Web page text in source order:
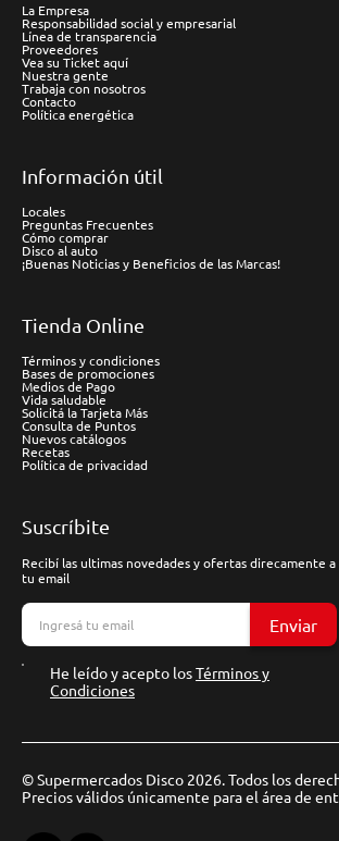
La Empresa
Responsabilidad social y empresarial
Línea de transparencia
Proveedores
Vea su Ticket aquí
Nuestra gente
Trabaja con nosotros
Contacto
Política energética
Información útil
Locales
Preguntas Frecuentes
Cómo comprar
Disco al auto
¡Buenas Noticias y Beneficios de las Marcas!
Tienda Online
Términos y condiciones
Bases de promociones
Medios de Pago
Vida saludable
Solicitá la Tarjeta Más
Consulta de Puntos
Nuevos catálogos
Recetas
Política de privacidad
Suscríbite
Recibí las ultimas novedades y ofertas direcamente a
tu email
Enviar
He leído y acepto losTérminos y
Condiciones
© Supermercados Disco 2026. Todos los
Precios válidos únicamente para el área de